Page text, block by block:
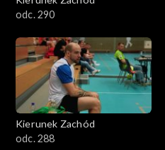
odc. 290
Kierunek Zachód
odc. 288